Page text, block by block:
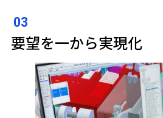
要望を一から実現化